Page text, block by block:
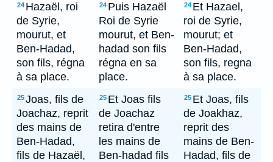
24 Hazaël, roi
de Syrie,
mourut, et
Ben-Hadad,
son fils, régna
à sa place.
24 Puis Hazaël
Roi de Syrie
mourut, et Ben-
hadad son fils
régna en sa
place.
24 Et Hazael,
roi de Syrie,
mourut; et
Ben-Hadad,
son fils, regna
à sa place.
25Joas, fils de
Joachaz, reprit
des mains de
Ben-Hadad,
fils de Hazaël,
25 Et Joas fils
de Joachaz
retira d'entre
les mains de
Ben-hadad fils
25 Et Joas, fils
de Joakhaz,
reprit des
mains de Ben-
Hadad, fils de